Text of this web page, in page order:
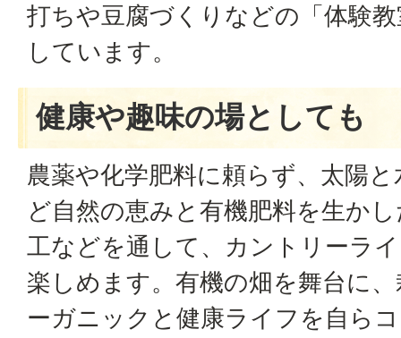
打ちや豆腐づくりなどの「体験
しています。
健康や趣味の場としても
農薬や化学肥料に頼らず、太陽
ど自然の恵みと有機肥料を生か
工などを通して、カントリーラ
楽しめます。有機の畑を舞台に
ーガニックと健康ライフを自ら